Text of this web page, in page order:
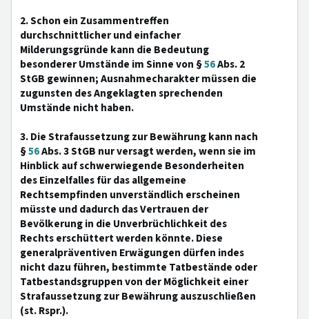
2. Schon ein Zusammentreffen
durchschnittlicher und einfacher
Milderungsgründe kann die Bedeutung
besonderer Umstände im Sinne von §56Abs. 2
StGB gewinnen; Ausnahmecharakter müssen die
zugunsten des Angeklagten sprechenden
Umstände nicht haben.
3. Die Strafaussetzung zur Bewährung kann nach
§56Abs. 3 StGB nur versagt werden, wenn sie im
Hinblick auf schwerwiegende Besonderheiten
des Einzelfalles für das allgemeine
Rechtsempfinden unverständlich erscheinen
müsste und dadurch das Vertrauen der
Bevölkerung in die Unverbrüchlichkeit des
Rechts erschüttert werden könnte. Diese
generalpräventiven Erwägungen dürfen indes
nicht dazu führen, bestimmte Tatbestände oder
Tatbestandsgruppen von der Möglichkeit einer
Strafaussetzung zur Bewährung auszuschließen
(st. Rspr.).